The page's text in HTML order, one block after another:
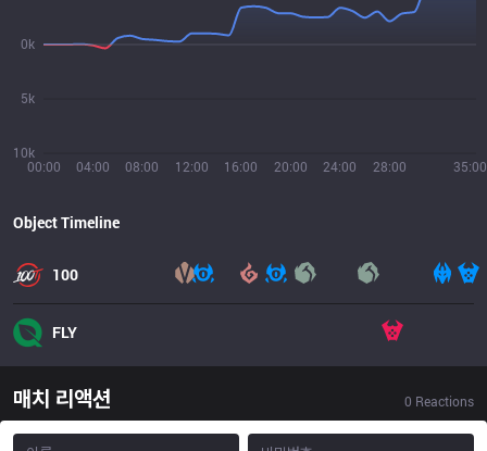
00:00 04:00 08:00 12:00 16:00 20:00 24:00 28:00 35:00
10k
5k
0k
Object Timeline
100
FLY
매치 리액션 0 Reactions